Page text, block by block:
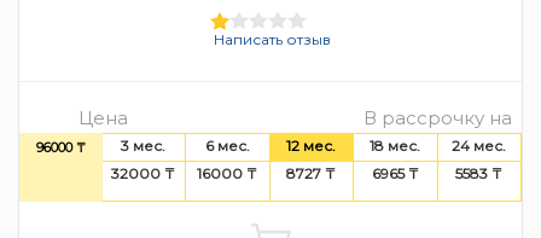
Написать отзыв
Цена В рассрочку на
96000 ₸ 3 мес. 6 мес. 12 мес. 18 мес.
24 мес.
32000 ₸
16000 ₸ 8727 ₸ 6965 ₸ 5583 ₸